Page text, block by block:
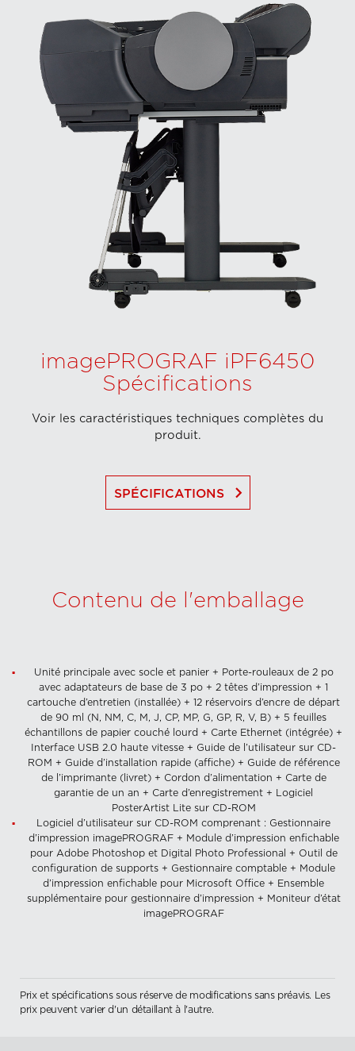
imagePROGRAF iPF6450
Spécifications
Voir les caractéristiques techniques complètes du
produit.
SPÉCIFICATIONS keyboard_arrow_right
Contenu de l'emballage
Unité principale avec socle et panier + Porte-rouleaux de 2 po
avec adaptateurs de base de 3 po + 2 têtes d’impression + 1
cartouche d’entretien (installée) + 12 réservoirs d’encre de départ
de 90 ml (N, NM, C, M, J, CP, MP, G, GP, R, V, B) + 5 feuilles
échantillons de papier couché lourd + Carte Ethernet (intégrée) +
Interface USB 2.0 haute vitesse + Guide de l’utilisateur sur CD-
ROM + Guide d’installation rapide (affiche) + Guide de référence
de l’imprimante (livret) + Cordon d’alimentation + Carte de
garantie de un an + Carte d’enregistrement + Logiciel
PosterArtist Lite sur CD-ROM
Logiciel d’utilisateur sur CD-ROM comprenant : Gestionnaire
d’impression imagePROGRAF + Module d’impression enfichable
pour Adobe Photoshop et Digital Photo Professional + Outil de
configuration de supports + Gestionnaire comptable + Module
d’impression enfichable pour Microsoft Office + Ensemble
supplémentaire pour gestionnaire d’impression + Moniteur d’état
imagePROGRAF
Prix et spécifications sous réserve de modifications sans préavis. Les
prix peuvent varier d'un détaillant à l'autre.